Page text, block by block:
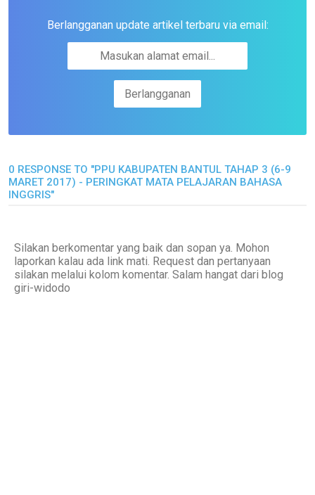
Berlangganan update artikel terbaru via email:
0 RESPONSE TO "PPU KABUPATEN BANTUL TAHAP 3 (6-9
MARET 2017) - PERINGKAT MATA PELAJARAN BAHASA
INGGRIS"
Silakan berkomentar yang baik dan sopan ya. Mohon
laporkan kalau ada link mati. Request dan pertanyaan
silakan melalui kolom komentar. Salam hangat dari blog
giri-widodo